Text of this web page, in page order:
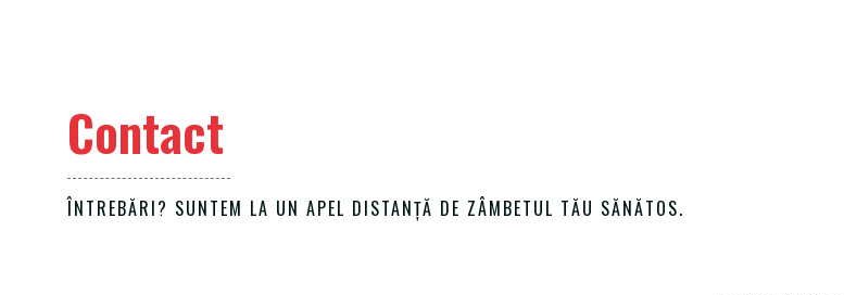
Contact
ÎNTREBĂRI? SUNTEM LA UN APEL DISTANȚĂ DE ZÂMBETUL TĂU SĂNĂTOS.